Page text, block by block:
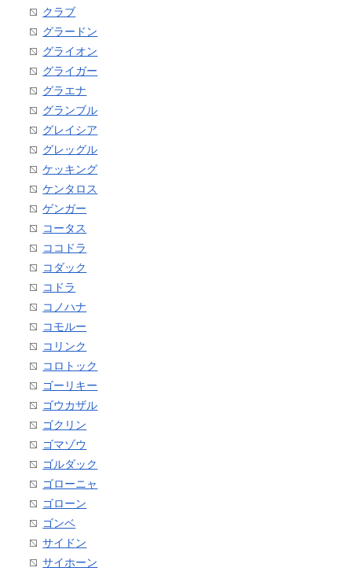
クラブ
グラードン
グライオン
グライガー
グラエナ
グランブル
グレイシア
グレッグル
ケッキング
ケンタロス
ゲンガー
コータス
ココドラ
コダック
コドラ
コノハナ
コモルー
コリンク
コロトック
ゴーリキー
ゴウカザル
ゴクリン
ゴマゾウ
ゴルダック
ゴローニャ
ゴローン
ゴンベ
サイドン
サイホーン